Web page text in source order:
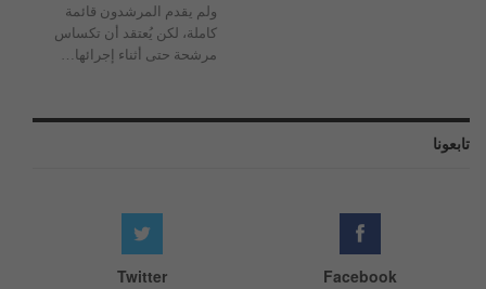
ولم يقدم المرشدون قائمة
كاملة، لكن يُعتقد أن تكساس
مرشحة حتى أثناء إجرائها…
تابعونا
Facebook
Twitter